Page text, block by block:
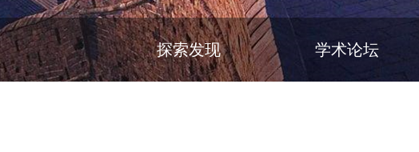
探索发现 学术论坛